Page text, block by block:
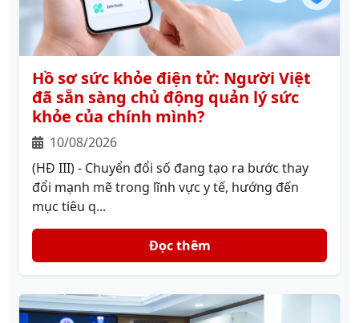
Hồ sơ sức khỏe điện tử: Người Việt
đã sẵn sàng chủ động quản lý sức
khỏe của chính mình?
10/08/2026
(HĐ III) - Chuyển đổi số đang tạo ra bước thay
đổi mạnh mẽ trong lĩnh vực y tế, hướng đến
mục tiêu q...
Đọc thêm